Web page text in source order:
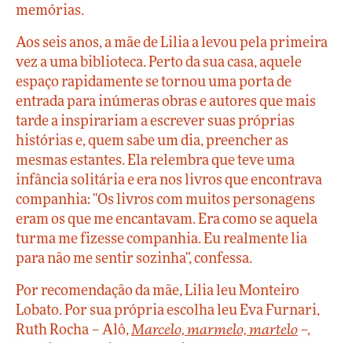
memórias.
Aos seis anos, a mãe de Lilia a levou pela primeira
vez a uma biblioteca. Perto da sua casa, aquele
espaço rapidamente se tornou uma porta de
entrada para inúmeras obras e autores que mais
tarde a inspirariam a escrever suas próprias
histórias e, quem sabe um dia, preencher as
mesmas estantes. Ela relembra que teve uma
infância solitária e era nos livros que encontrava
companhia: "Os livros com muitos personagens
eram os que me encantavam. Era como se aquela
turma me fizesse companhia. Eu realmente lia
para não me sentir sozinha", confessa.
Por recomendação da mãe, Lilia leu Monteiro
Lobato. Por sua própria escolha leu Eva Furnari,
Ruth Rocha – Alô,Marcelo, marmelo, martelo –,